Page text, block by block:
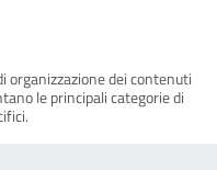
organizzazione dei contenuti
le principali categorie di